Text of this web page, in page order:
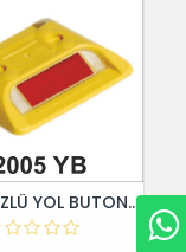
KEDİ GÖZLÜ YOL BUTONU 12005 YB